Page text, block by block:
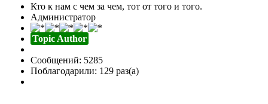
Кто к нам с чем за чем, тот от того и того.
Администратор
Topic Author
Сообщений: 5285
Поблагодарили: 129 раз(а)